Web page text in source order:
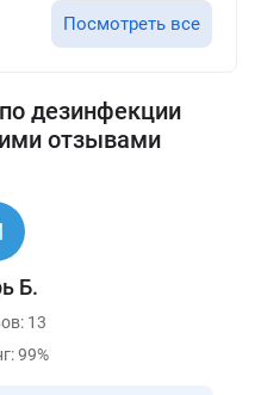
Посмотреть все
дезинфекции
отзывами
Б.
13
99%